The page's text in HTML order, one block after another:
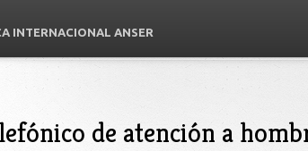
INTERNACIONAL ANSER
de atención a